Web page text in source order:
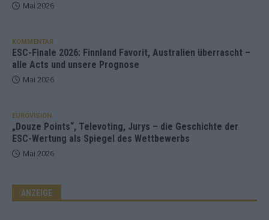
Mai 2026
KOMMENTAR
ESC-Finale 2026: Finnland Favorit, Australien überrascht –
alle Acts und unsere Prognose
Mai 2026
EUROVISION
„Douze Points“, Televoting, Jurys – die Geschichte der
ESC-Wertung als Spiegel des Wettbewerbs
Mai 2026
ANZEIGE